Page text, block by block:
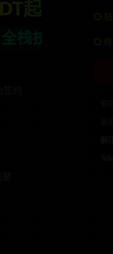
起
，二开联系